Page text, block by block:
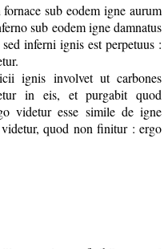
sub eodem igne aurum
sub eodem igne damnatus
inferni ignis est perpetuus :
ignis involvet ut carbones
in eis, et purgabit quod
videtur esse simile de igne
quod non finitur : ergo